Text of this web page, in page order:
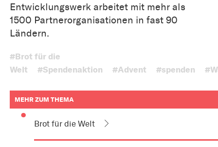
Entwicklungswerk arbeitet mit mehr als
1500 Partnerorganisationen in fast 90
Ländern.
#Brot für die
Welt
#Spendenaktion #Advent #spenden
MEHR ZUM THEMA
InformationenBrot für die Welt